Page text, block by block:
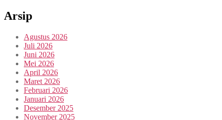
Arsip
Agustus 2026
Juli 2026
Juni 2026
Mei 2026
April 2026
Maret 2026
Februari 2026
Januari 2026
Desember 2025
November 2025